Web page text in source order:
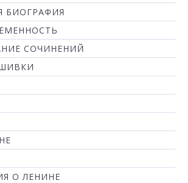
БИОГРАФИЯ
СОЧИНЕНИЙ
О ЛЕНИНЕ